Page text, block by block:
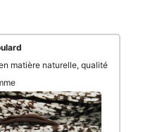
matière naturelle, qualité